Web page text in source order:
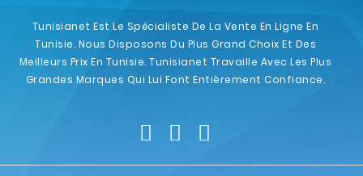
Tunisianet Est Le Spécialiste De La Vente En Ligne En
Tunisie. Nous Disposons Du Plus Grand Choix Et Des
Meilleurs Prix En Tunisie. Tunisianet Travaille Avec Les Plus
Grandes Marques Qui Lui Font Entièrement Confiance.